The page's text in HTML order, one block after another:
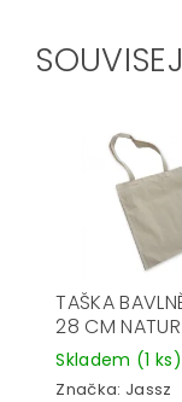
TAŠKA
28 CM
Skladem (1 ks)
Značka: Jassz